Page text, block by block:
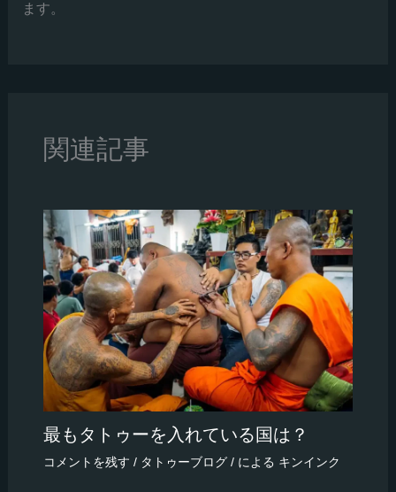
ます。
関連記事
最もタトゥーを入れている国は？
コメントを残す / タトゥーブログ/ による キンインク